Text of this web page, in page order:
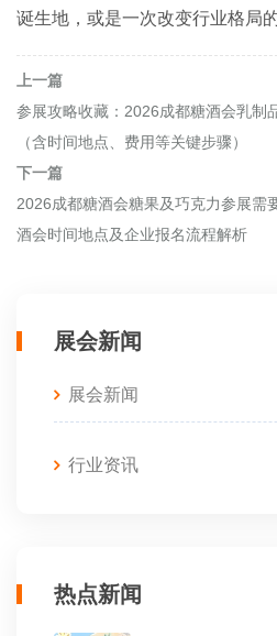
诞生地，或是一次改变行业格局
上一篇
参展攻略收藏：2026成都糖酒会乳制
（含时间地点、费用等关键步骤）
下一篇
2026成都糖酒会糖果及巧克力参展需
酒会时间地点及企业报名流程解析
展会新闻
展会新闻
行业资讯
热点新闻